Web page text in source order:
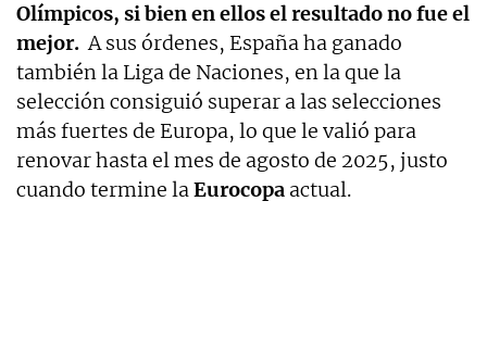
Olímpicos, si bien en ellos el resultado no fue el
mejor. A sus órdenes, España ha ganado
también la Liga de Naciones, en la que la
selección consiguió superar a las selecciones
más fuertes de Europa, lo que le valió para
renovar hasta el mes de agosto de 2025, justo
cuando termine laEurocopa actual.